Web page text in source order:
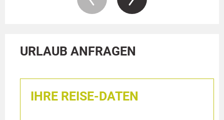
URLAUB ANFRAGEN
IHRE REISE-DATEN